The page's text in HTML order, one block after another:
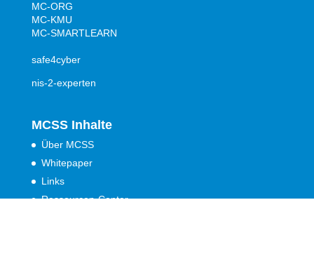
MC-ORG
MC-KMU
MC-SMARTLEARN
safe4cyber
nis-2-experten
MCSS Inhalte
Über MCSS
Whitepaper
Links
Ressourcen-Center